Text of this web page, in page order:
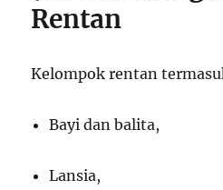
Rentan
Kelompok rentan
Bayi dan balita,
Lansia,